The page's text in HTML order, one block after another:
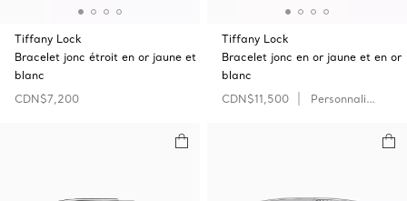
Tiffany Lock
Bracelet jonc étroit en or jaune et
blanc
CDN$7,200
Tiffany Lock
Bracelet jonc en or jaune et en or
blanc
CDN$11,500
Personnaliser